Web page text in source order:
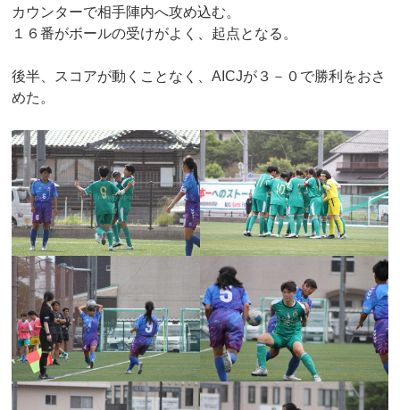
カウンターで相手陣内へ攻め込む。
１６番がボールの受けがよく、起点となる。
後半、スコアが動くことなく、AICJが３－０で勝利をおさ
めた。